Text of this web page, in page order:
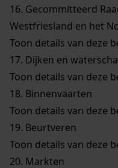
16. Gecommitteerd
Westfriesland en het
Toon details van deze
17. Dijken en
Toon details van deze
18. Binnenvaarten
Toon details van deze
19. Beurtveren
Toon details van deze
20. Markten